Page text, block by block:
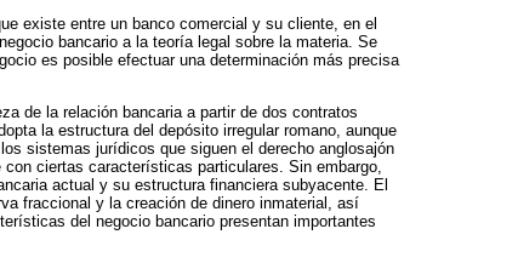
existe entre un banco comercial y su cliente, en el
bancario a la teoría legal sobre la materia. Se
es posible efectuar una determinación más precisa
de la relación bancaria a partir de dos contratos
la estructura del depósito irregular romano, aunque
sistemas jurídicos que siguen el derecho anglosajón
ciertas características particulares. Sin embargo,
actual y su estructura financiera subyacente. El
fraccional y la creación de dinero inmaterial, así
del negocio bancario presentan importantes